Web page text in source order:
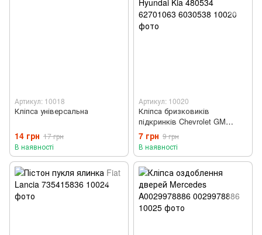
Артикул: 10018
Кліпса універсальна
14 грн 17 грн
В наявності
Артикул: 10020
Кліпса бризковиків
підкринків Chevrolet GM
Hyundai Kia 480534 62701063
6030538
7 грн 9 грн
В наявності